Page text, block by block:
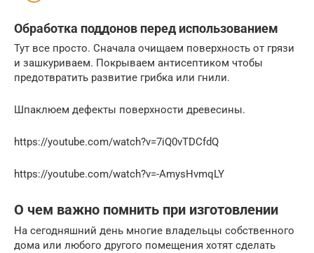
Обработка поддонов перед использованием
Тут все просто. Сначала очищаем поверхность от грязи
и зашкуриваем. Покрываем антисептиком чтобы
предотвратить развитие грибка или гнили.
Шпаклюем дефекты поверхности древесины.
https://youtube.com/watch?v=7iQ0vTDCfdQ
https://youtube.com/watch?v=-AmysHvmqLY
О чем важно помнить при изготовлении
На сегодняшний день многие владельцы собственного
дома или любого другого помещения хотят сделать